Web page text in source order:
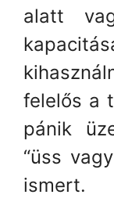
alatt
felelős a
pánik
“üss
ismert.